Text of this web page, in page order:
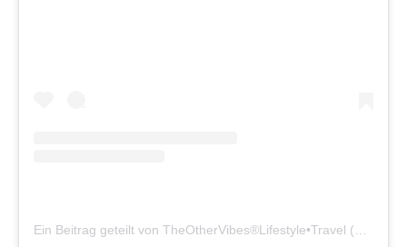
Ein Beitrag geteilt von TheOtherVibes®Lifestyle•Travel (@theothervibes_lifestyle)